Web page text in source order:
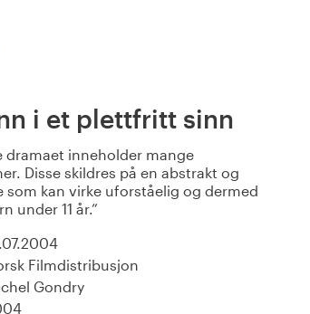
i et plettfritt sinn
dramaet inneholder mange
Disse skildres på en abstrakt og
som kan virke uforståelig og dermed
under 11 år.
Filmdistribusjon
Gondry